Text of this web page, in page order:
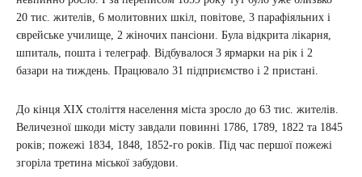
20 тис. жителів, 6 молитовних шкіл, повітове, 3 парафіяльних і
єврейське училище, 2 жіночих пансіони. Була відкрита лікарня,
шпиталь, пошта і телеграф. Відбувалося 3 ярмарки на рік і 2
базари на тиждень. Працювало 31 підприємство і 2 пристані.
До кінця ХІХ століття населення міста зросло до 63 тис. жителів.
Величезної шкоди місту завдали повинні 1786, 1789, 1822 та 1845
років; пожежі 1834, 1848, 1852-го років. Під час першої пожежі
згоріла третина міської забудови.